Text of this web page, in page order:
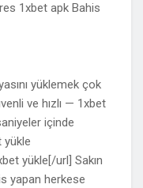
1xbet apk Bahis
yüklemek çok
ve hızlı — 1xbet
içinde
yükle
yükle[/url] Sakın
yapan herkese